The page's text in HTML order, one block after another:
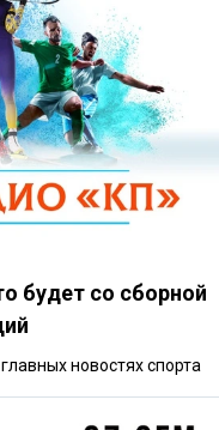
будет со сборной
новостях спорта